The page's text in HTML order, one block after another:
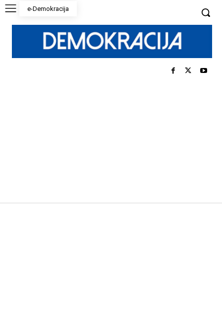
e-Demokracija